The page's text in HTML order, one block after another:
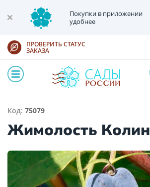
Покупки в приложении
удобнее
ПРОВЕРИТЬ СТАТУС
ЗАКАЗА
Код: 75079
Жимолость Колин